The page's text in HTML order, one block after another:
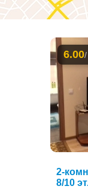
6.00
2-
8/10